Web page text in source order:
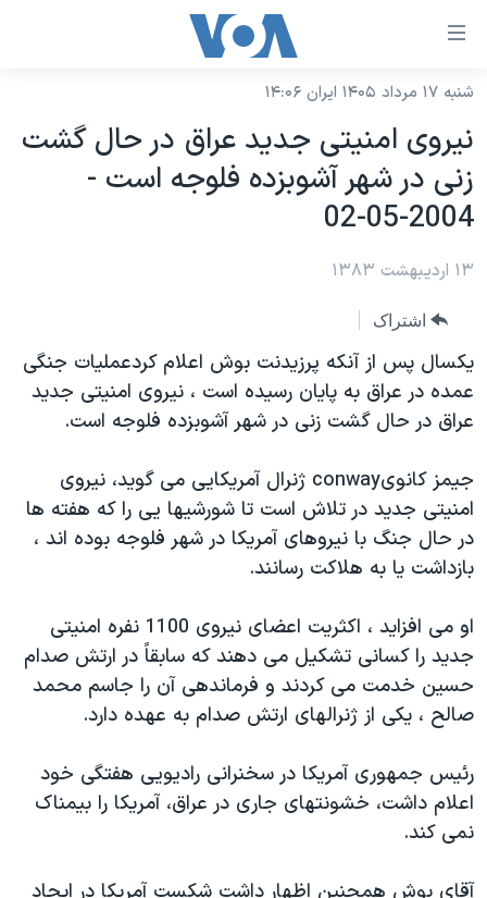
لینکهای
دسترسی
جهش
محتوای
اصلی
صفحه
جهش
به
جستجو
نسخه سبک وب‌سایت
موضوع ها
آمریکا
جهان
ورزشی
گزیده‌ها
ویژه برنامه‌ها
ویدیوها
فرهنگ و زندگی
حقوق شهروندی
علم و فناوری
اسرائیل در جنگ
گالری عکس
برنامه های تلویزیونی
جدول برنامه ها
صفحه‌های ویژه
جام جهانی ۲۰۲۶
عملیات خشم حماسی
۲۵۰سالگی آمریکا
بایگانی برنامه‌های تلویزیونی
مستندها
انتخابات ریاست جمهوری آمریکا ۲۰۲۴
رمز مهسا
ورزش زنان در ایران
اعتراضات زن، زندگی، آزادی
تریبونال مردمی آبان ۹۸
دادگاه حمید نوری
فرکانس‌های صدای آمریکا
پخش رادیویی
دنبال کنید
زبانهای مختلف
شنبه ۱۷ مرداد ۱۴۰۵ ایران ۱۴:۰۶
نيروی امنيتی جديد عراق در حال گشت
زنی در شهر آشوبزده فلوجه است -
2004-05-02
۱۳ اردیبهشت ۱۳۸۳
اشتراک
يکسال پس از آنکه پرزيدنت بوش اعلام کردعمليات جنگی
عمده در عراق به پايان رسيده است ، نيروی امنيتی جديد
عراق در حال گشت زنی در شهر آشوبزده فلوجه است.
جيمز کانویconway ژنرال آمريکايی می گويد، نيروی
امنيتی جديد در تلاش است تا شورشيها يی را که هفته ها
در حال جنگ با نيروهای آمريکا در شهر فلوجه بوده اند ،
بازداشت يا به هلاکت رسانند.
او می افزايد ، اکثريت اعضای نيروی 1100 نفره امنيتی
جديد را کسانی تشکيل می دهند که سابقاً در ارتش صدام
حسين خدمت می کردند و فرماندهی آن را جاسم محمد
صالح ، يکی از ژنرالهای ارتش صدام به عهده دارد.
رئيس جمهوری آمريکا در سخنرانی راديويی هفتگی خود
اعلام داشت، خشونتهای جاری در عراق، آمريکا را بيمناک
نمی کند.
آقای بوش همچنين اظهار داشت شکست آمريکا در ايجاد